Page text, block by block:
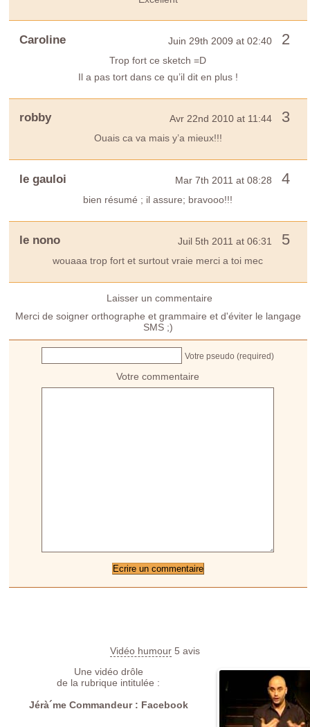
Caroline Juin 29th 2009 at 02:40 2
Trop fort ce sketch =D
Il a pas tort dans ce qu’il dit en plus !
robby Avr 22nd 2010 at 11:44 3
Ouais ca va mais y’a mieux!!!
le gauloi Mar 7th 2011 at 08:28 4
bien résumé ; il assure; bravooo!!!
le nono Juil 5th 2011 at 06:31 5
wouaaa trop fort et surtout vraie merci a toi mec
Laisser un commentaire
Merci de soigner orthographe et grammaire et d'éviter le langage
SMS ;)
Votre pseudo (required)
Votre commentaire
Vidéo humour 5 avis
Une vidéo drôle
de la rubrique intitulée :
Jérà´me Commandeur : Facebook